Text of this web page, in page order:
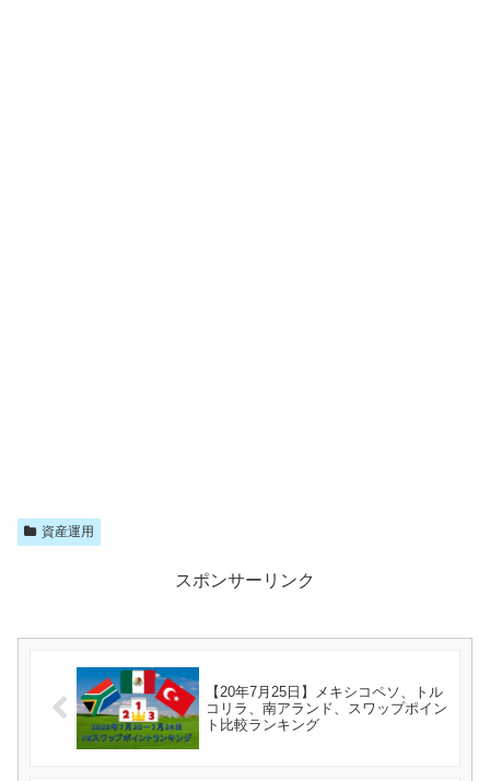
資産運用
スポンサーリンク
【20年7月25日】メキシコペソ、トル
コリラ、南アランド、スワップポイン
ト比較ランキング